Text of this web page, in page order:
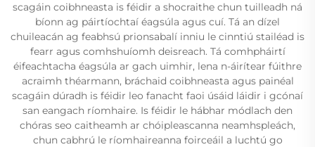
scagáin coibhneasta is féidir a shocraithe chun tuilleadh ná
bíonn ag páirtíochtaí éagsúla agus cuí. Tá an dízel
chuileacán ag feabhsú prionsabalí inniu le cinntiú stailéad is
fearr agus comhshuíomh deisreach. Tá comhpháirtí
éifeachtacha éagsúla ar gach uimhir, lena n-áirítear fúithre
acraimh théarmann, bráchaid coibhneasta agus painéal
scagáin dúradh is féidir leo fanacht faoi úsáid láidir i gcónaí
san eangach ríomhaire. Is féidir le hábhar módlach den
chóras seo caitheamh ar chóipleascanna neamhspleách,
chun cabhrú le ríomhaireanna foirceáil a luchtú go